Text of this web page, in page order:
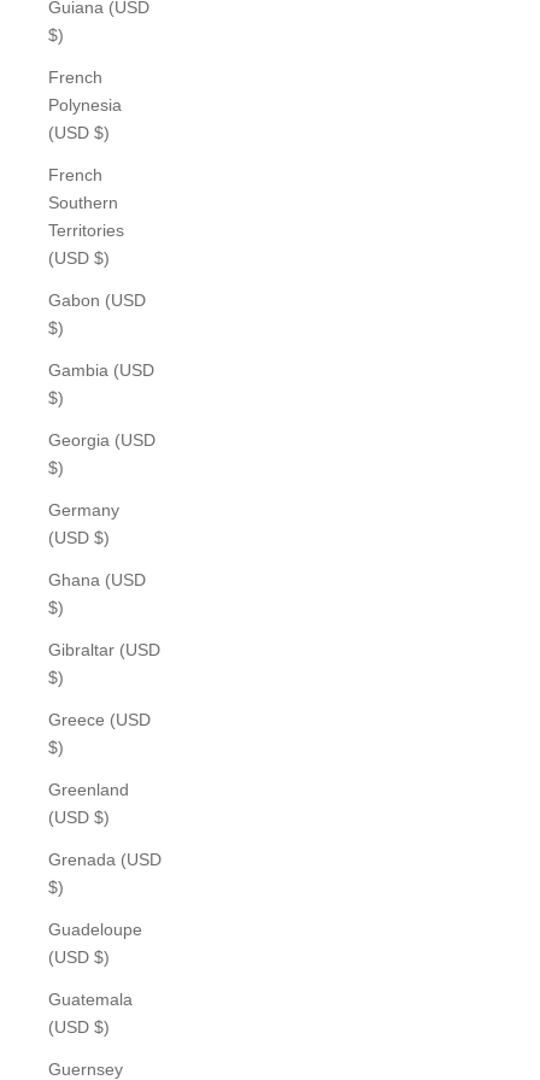
Guiana (USD
$)
French
Polynesia
(USD $)
French
Southern
Territories
(USD $)
Gabon (USD
$)
Gambia (USD
$)
Georgia (USD
$)
Germany
(USD $)
Ghana (USD
$)
Gibraltar (USD
$)
Greece (USD
$)
Greenland
(USD $)
Grenada (USD
$)
Guadeloupe
(USD $)
Guatemala
(USD $)
Guernsey